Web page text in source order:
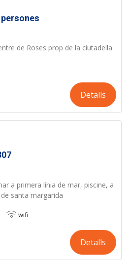
de Roses prop de la ciutadella
Detalls
a primera línia de mar, piscine, a
santa margarida
wifi
Detalls